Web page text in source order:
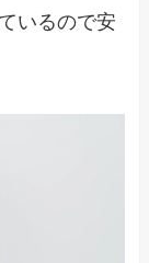
いるので安